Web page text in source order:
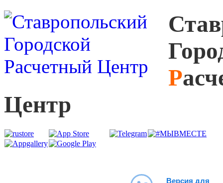
С
Г
Р
Центр
Версия для